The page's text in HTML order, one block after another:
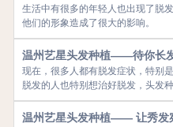
生活中有很多的年轻人也出现了脱
他们的形象造成了很大的影响。
温州艺星头发种植——待你长
现在，很多人都有脱发症状，特别
脱发的人也特别想治好脱发，头发
温州艺星头发种植—— 让秀发